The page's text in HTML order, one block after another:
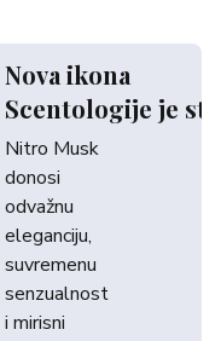
Nova ikona
Scentologije je
Nitro Musk
donosi
odvažnu
eleganciju,
suvremenu
senzualnost
i mirisni